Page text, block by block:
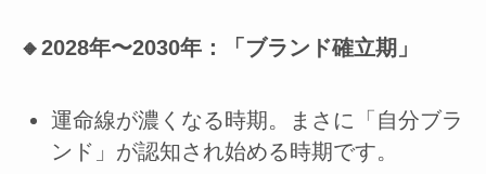
🔸2028年〜2030年： 「ブランド確立期」
運命線が濃くなる時期。まさに「自分ブラ
ンド」が認知され始める時期です。